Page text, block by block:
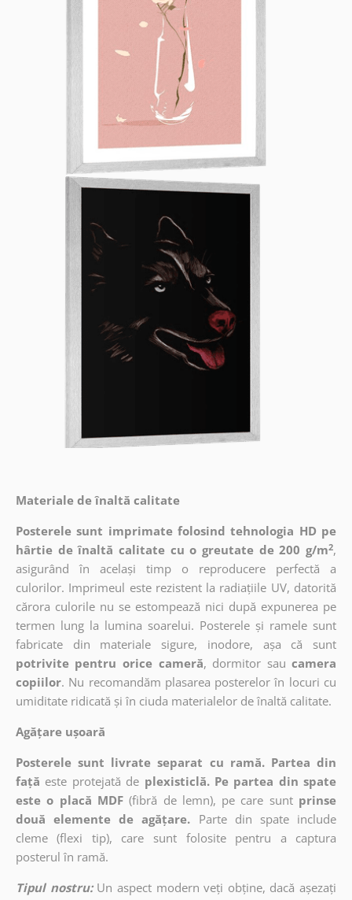
Materiale de înaltă calitate
Posterele sunt imprimate folosind tehnologia HD pe
hârtie de înaltă calitate cu o greutate de 200 g/m2,
asigurând în același timp o reproducere perfectă a
culorilor. Imprimeul este rezistent la radiațiile UV, datorită
cărora culorile nu se estompează nici după expunerea pe
termen lung la lumina soarelui. Posterele și ramele sunt
fabricate din materiale sigure, inodore, așa că sunt
potrivite pentru orice cameră, dormitor sau camera
copiilor. Nu recomandăm plasarea posterelor în locuri cu
umiditate ridicată și în ciuda materialelor de înaltă calitate.
Agățare ușoară
Posterele sunt livrate separat cu ramă. Partea din
față este protejată de plexisticlă. Pe partea din spate
este o placă MDF (fibră de lemn), pe care sunt prinse
două elemente de agățare. Parte din spate include
cleme (flexi tip), care sunt folosite pentru a captura
posterul în ramă.
Tipul nostru: Un aspect modern veți obține, dacă așezați